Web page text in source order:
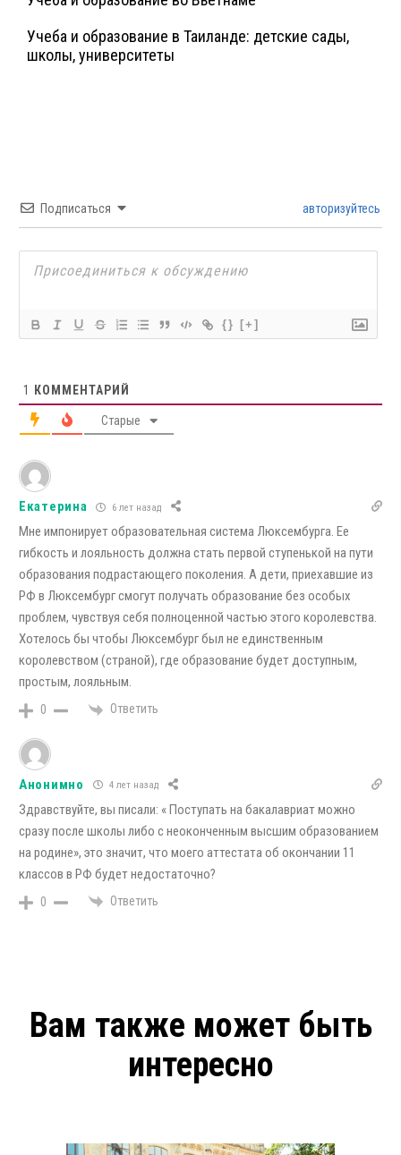
Учеба и образование в Таиланде: детские сады,
школы, университеты
Подписаться авторизуйтесь
{} [+]
1 КОММЕНТАРИЙ
Старые
Екатерина 6 лет назад
Мне импонирует образовательная система Люксембурга. Ее
гибкость и лояльность должна стать первой ступенькой на пути
образования подрастающего поколения. А дети, приехавшие из
РФ в Люксембург смогут получать образование без особых
проблем, чувствуя себя полноценной частью этого королевства.
Хотелось бы чтобы Люксембург был не единственным
королевством (страной), где образование будет доступным,
простым, лояльным.
0 Ответить
Анонимно 4 лет назад
Здравствуйте, вы писали: « Поступать на бакалавриат можно
сразу после школы либо с неоконченным высшим образованием
на родине», это значит, что моего аттестата об окончании 11
классов в РФ будет недостаточно?
0 Ответить
Вам также может быть
интересно